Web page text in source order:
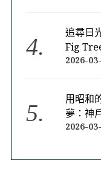
追尋日
Fig
2026-
用昭和
夢：神
2026-